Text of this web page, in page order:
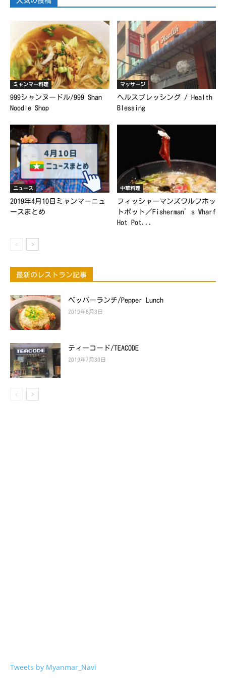
ミャンマー料理
999シャンヌードル/999 Shan
Noodle Shop
マッサージ
ヘルスブレッシング / Health
Blessing
ニュース
2019年4月10日ミャンマーニュ
ースまとめ
中華料理
フィッシャーマンズワルフホッ
トポット／Fisherman’s Wharf
Hot Pot...
最新のレストラン記事
ペッパーランチ/Pepper Lunch
2019年8月3日
ティーコード/TEACODE
2019年7月30日
Tweets by Myanmar_Navi